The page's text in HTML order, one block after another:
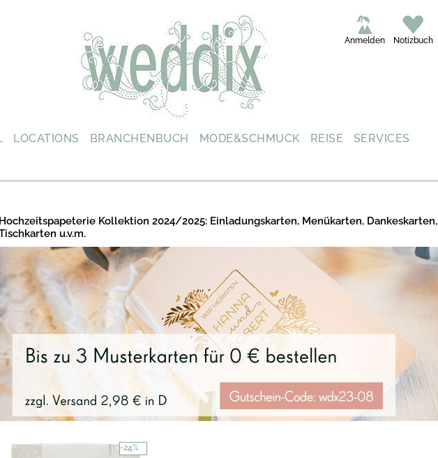
Notizbuch
Anmelden
LOCATIONS BRANCHENBUCH MODE&SCHMUCK REISE SERVICES
Hochzeitspapeterie Kollektion 2024/2025: Einladungskarten, Menükarten, Dankeskarten,
u.v.m.
-24%